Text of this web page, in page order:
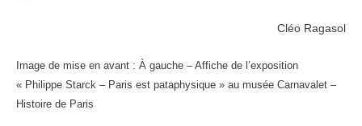
Cléo Ragasol
Image de mise en avant : À gauche – Affiche de l’exposition
« Philippe Starck – Paris est pataphysique » au musée Carnavalet –
Histoire de Paris